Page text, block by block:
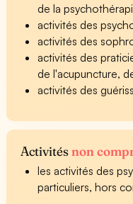
de la
activités des
activités des
activités des
de l'acupuncture,
activités des
Activitésnon
les activités des
particuliers, hors